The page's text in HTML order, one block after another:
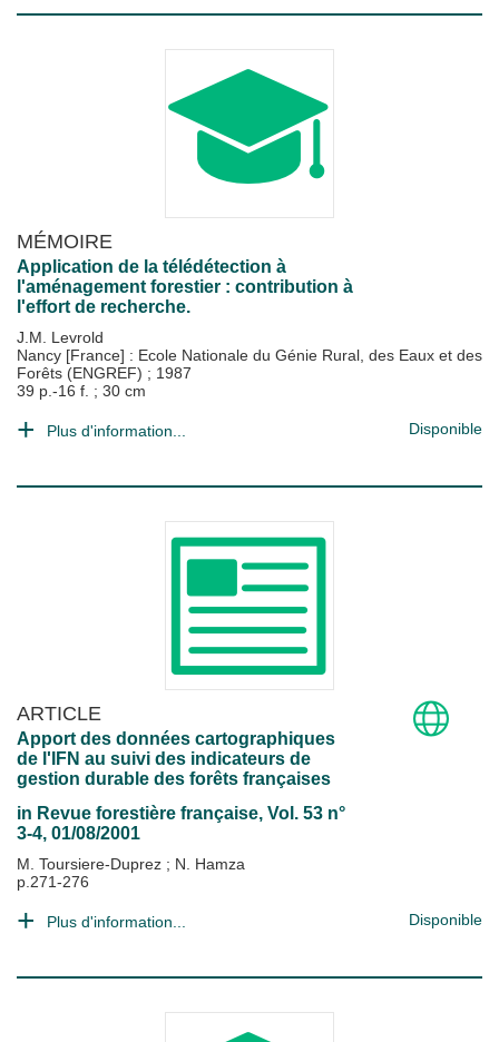
MÉMOIRE
Application de la télédétection à
l'aménagement forestier : contribution à
l'effort de recherche.
J.M. Levrold
Nancy [France] : Ecole Nationale du Génie Rural, des Eaux et des
Forêts (ENGREF) ; 1987
39 p.-16 f. ; 30 cm
Plus d'information... Disponible
ARTICLE
Apport des données cartographiques
de l'IFN au suivi des indicateurs de
gestion durable des forêts françaises
in Revue forestière française, Vol. 53 n°
3-4, 01/08/2001
M. Toursiere-Duprez ; N. Hamza
p.271-276
Plus d'information... Disponible